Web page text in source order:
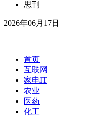
思刊
2026年06月17日
首页
互联网
家电IT
农业
医药
化工